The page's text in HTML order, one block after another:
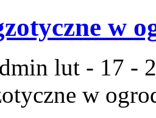
w
lut - 17 -
w